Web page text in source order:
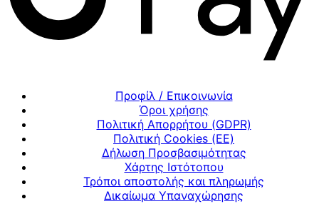
Προφίλ / Επικοινωνία
Όροι χρήσης
Πολιτική Απορρήτου (GDPR)
Πολιτική Cookies (ΕΕ)
Δήλωση Προσβασιμότητας
Χάρτης Ιστότοπου
Τρόποι αποστολής και πληρωμής
Δικαίωμα Υπαναχώρησης